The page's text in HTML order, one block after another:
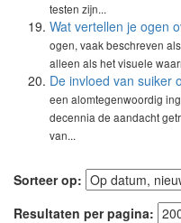
testen zijn...
Wat vertellen je ogen
ogen, vaak beschreven
alleen als het visuele
De invloed van suiker
een alomtegenwoordig
decennia de aandacht
van...
Sorteer op:
Resultaten per pagina: